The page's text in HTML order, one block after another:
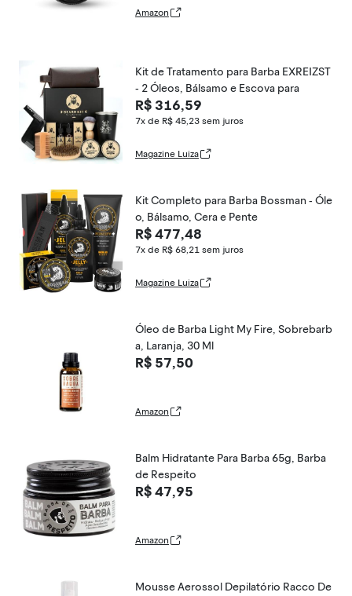
Amazon
Kit de Tratamento para Barba EXREIZST
- 2 Óleos, Bálsamo e Escova para
R$ 316,59
7x de R$ 45,23 sem juros
Magazine Luiza
Kit Completo para Barba Bossman - Óle
o, Bálsamo, Cera e Pente
R$ 477,48
7x de R$ 68,21 sem juros
Magazine Luiza
Óleo de Barba Light My Fire, Sobrebarb
a, Laranja, 30 Ml
R$ 57,50
Amazon
Balm Hidratante Para Barba 65g, Barba
de Respeito
R$ 47,95
Amazon
Mousse Aerossol Depilatório Racco De